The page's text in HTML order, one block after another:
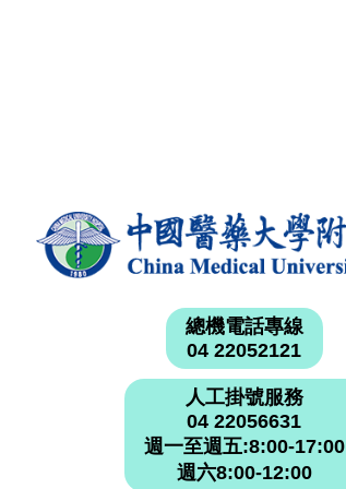
總機電話專線
04 22052121
人工掛號服務
04 22056631
週一至週五:8:00-17:00
週六8:00-12:00